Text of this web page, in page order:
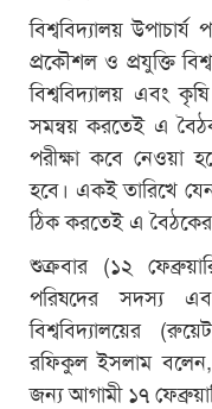
বিশ্ববিদ্যালয়
প্রকৌশল ও প্রযুক্তি
বিশ্ববিদ্যালয় এবং
সমন্বয় করতেই এ
পরীক্ষা কবে নেওয়া
হবে। একই তারিখে যেন
ঠিক করতেই এ
শুক্রবার (১২
পরিষদের সদস্য
বিশ্ববিদ্যালয়ের
রফিকুল ইসলাম বলেন,
জন‌্য আগামী ১৭